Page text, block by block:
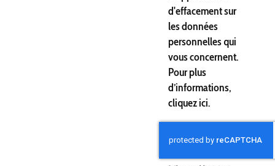
d'effacement sur
les données
personnelles qui
vous concernent.
Pour plus
d’informations,
cliquezici.